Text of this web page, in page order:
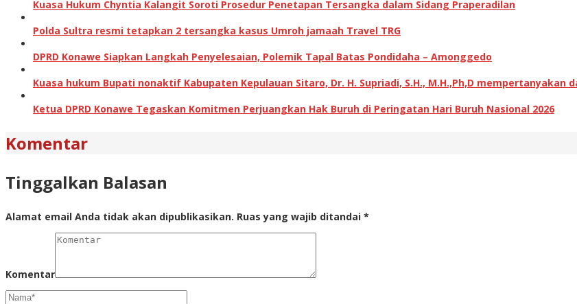
Kuasa Hukum Chyntia Kalangit Soroti Prosedur Penetapan Tersangka dalam Sidang Praperadilan
Polda Sultra resmi tetapkan 2 tersangka kasus Umroh jamaah Travel TRG
DPRD Konawe Siapkan Langkah Penyelesaian, Polemik Tapal Batas Pondidaha – Amonggedo
Kuasa hukum Bupati nonaktif Kabupaten Kepulauan Sitaro, Dr. H. Supriadi, S.H., M.H.,Ph,D mempertanyakan
Ketua DPRD Konawe Tegaskan Komitmen Perjuangkan Hak Buruh di Peringatan Hari Buruh Nasional 2026
Komentar
Tinggalkan Balasan
Alamat email Anda tidak akan dipublikasikan. Ruas yang wajib ditandai *
Komentar